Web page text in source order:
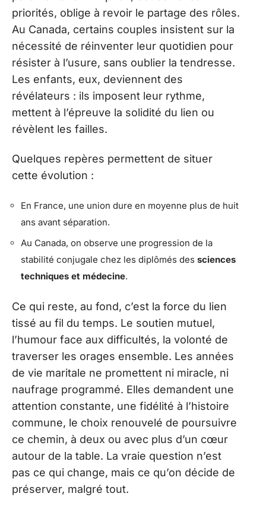
priorités, oblige à revoir le partage des rôles.
Au Canada, certains couples insistent sur la
nécessité de réinventer leur quotidien pour
résister à l’usure, sans oublier la tendresse.
Les enfants, eux, deviennent des
révélateurs : ils imposent leur rythme,
mettent à l’épreuve la solidité du lien ou
révèlent les failles.
Quelques repères permettent de situer
cette évolution :
En France, une union dure en moyenne plus de huit
ans avant séparation.
Au Canada, on observe une progression de la
stabilité conjugale chez les diplômés des sciences
techniques et médecine.
Ce qui reste, au fond, c’est la force du lien
tissé au fil du temps. Le soutien mutuel,
l’humour face aux difficultés, la volonté de
traverser les orages ensemble. Les années
de vie maritale ne promettent ni miracle, ni
naufrage programmé. Elles demandent une
attention constante, une fidélité à l’histoire
commune, le choix renouvelé de poursuivre
ce chemin, à deux ou avec plus d’un cœur
autour de la table. La vraie question n’est
pas ce qui change, mais ce qu’on décide de
préserver, malgré tout.